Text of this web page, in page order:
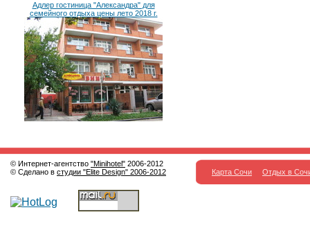
Адлер гостиница "Александра" для
семейного отдыха цены лето 2018 г.
© Интернет-агентство "Minihotel" 2006-2012
© Сделано в студии "Elite Design" 2006-2012 Карта Сочи Отдых в